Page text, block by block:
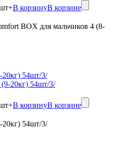
+В корзинуВ корзине
BOX для мальчиков 4 (8-
54шт/3/
+В корзинуВ корзине
54шт/3/